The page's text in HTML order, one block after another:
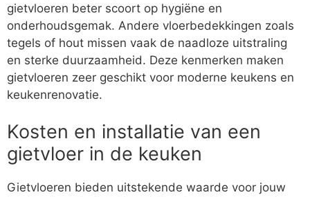
gietvloeren beter scoort op hygiëne en
onderhoudsgemak. Andere vloerbedekkingen zoals
tegels of hout missen vaak de naadloze uitstraling
en sterke duurzaamheid. Deze kenmerken maken
gietvloeren zeer geschikt voor moderne keukens en
keukenrenovatie.
Kosten en installatie van een
gietvloer in de keuken
Gietvloeren bieden uitstekende waarde voor jouw